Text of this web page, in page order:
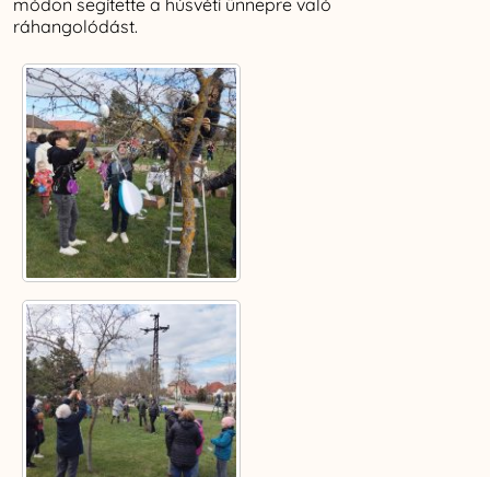
módon segítette a húsvéti ünnepre való
ráhangolódást.